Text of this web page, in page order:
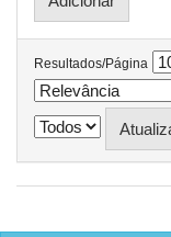
Resultados/Página